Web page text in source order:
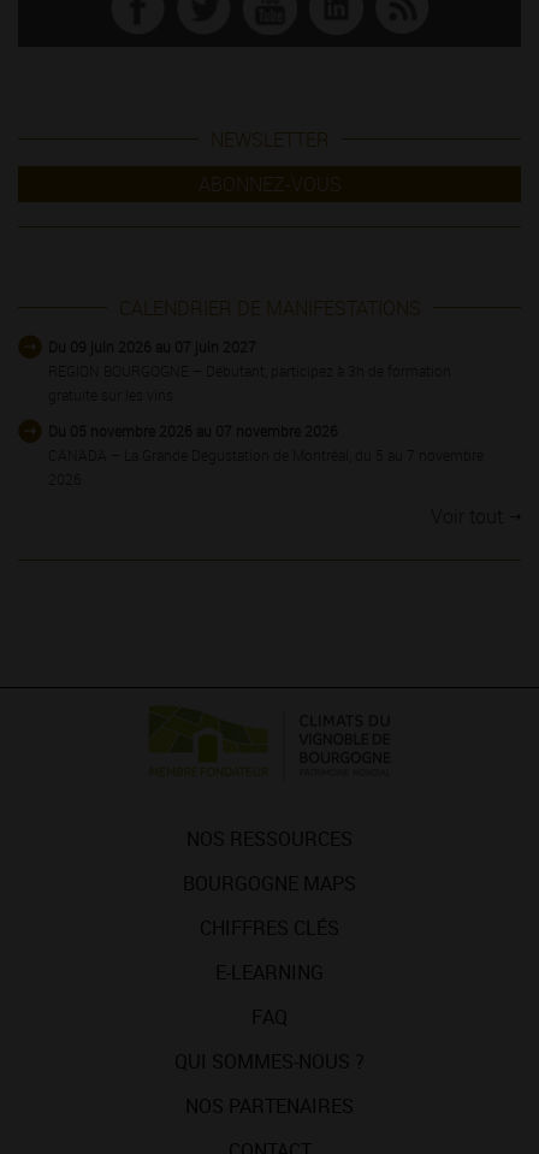
NEWSLETTER
ABONNEZ-VOUS
CALENDRIER DE MANIFESTATIONS